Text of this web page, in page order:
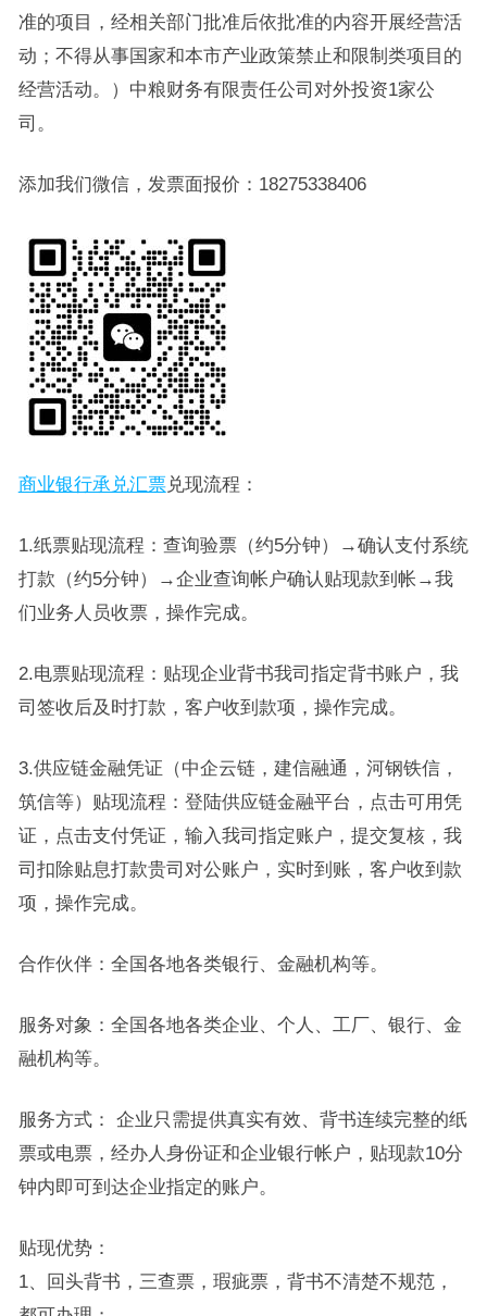
准的项目，经相关部门批准后依批准的内容开展经营活
动；不得从事国家和本市产业政策禁止和限制类项目的
经营活动。）中粮财务有限责任公司对外投资1家公
司。
添加我们微信，发票面报价：18275338406
商业银行承兑汇票兑现流程：
1.纸票贴现流程：查询验票（约5分钟）→确认支付系统
打款（约5分钟）→企业查询帐户确认贴现款到帐→我
们业务人员收票，操作完成。
2.电票贴现流程：贴现企业背书我司指定背书账户，我
司签收后及时打款，客户收到款项，操作完成。
3.供应链金融凭证（中企云链，建信融通，河钢铁信，
筑信等）贴现流程：登陆供应链金融平台，点击可用凭
证，点击支付凭证，输入我司指定账户，提交复核，我
司扣除贴息打款贵司对公账户，实时到账，客户收到款
项，操作完成。
合作伙伴：全国各地各类银行、金融机构等。
服务对象：全国各地各类企业、个人、工厂、银行、金
融机构等。
服务方式： 企业只需提供真实有效、背书连续完整的纸
票或电票，经办人身份证和企业银行帐户，贴现款10分
钟内即可到达企业指定的账户。
贴现优势：
1、回头背书，三查票，瑕疵票，背书不清楚不规范，